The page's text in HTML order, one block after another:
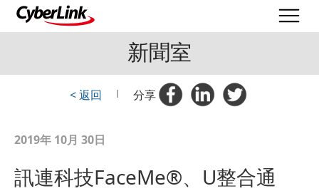
新聞室
< 返回 | 分享
2019年 10月 30日
訊連科技FaceMe®、U整合通